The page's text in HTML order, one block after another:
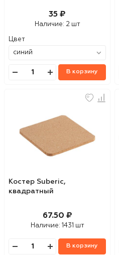
35 ₽
Наличие: 2 шт
Цвет
В корзину
Костер Suberic,
квадратный
67.50 ₽
Наличие: 1431 шт
В корзину